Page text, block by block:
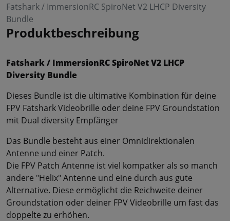
Fatshark / ImmersionRC SpiroNet V2 LHCP Diversity
Bundle
Produktbeschreibung
Fatshark / ImmersionRC SpiroNet V2 LHCP
Diversity Bundle
Dieses Bundle ist die ultimative Kombination für deine
FPV Fatshark Videobrille oder deine FPV Groundstation
mit Dual diversity Empfänger
Das Bundle besteht aus einer Omnidirektionalen
Antenne und einer Patch.
Die FPV Patch Antenne ist viel kompatker als so manch
andere "Helix" Antenne und eine durch aus gute
Alternative. Diese ermöglicht die Reichweite deiner
Groundstation oder deiner FPV Videobrille um fast das
doppelte zu erhöhen.